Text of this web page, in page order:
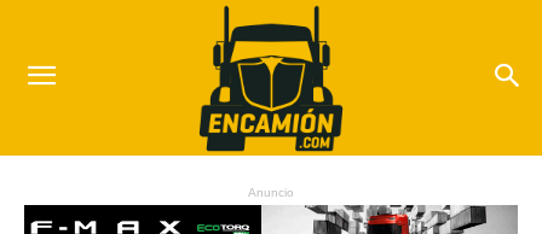
Anuncio